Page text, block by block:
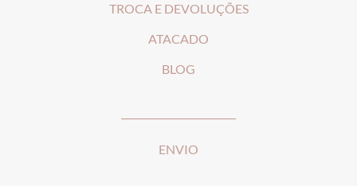
TROCA E DEVOLUÇÕES
ATACADO
BLOG
ENVIO